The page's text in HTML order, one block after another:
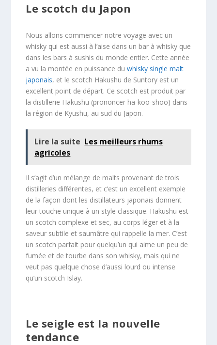
Le scotch du Japon
Nous allons commencer notre voyage avec un
whisky qui est aussi à l’aise dans un bar à whisky que
dans les bars à sushis du monde entier. Cette année
a vu la montée en puissance duwhisky single malt
japonais, et le scotch Hakushu de Suntory est un
excellent point de départ. Ce scotch est produit par
la distillerie Hakushu (prononcer ha-koo-shoo) dans
la région de Kyushu, au sud du Japon.
Lire la suite Les meilleurs rhums
agricoles
Il s’agit d’un mélange de malts provenant de trois
distilleries différentes, et c’est un excellent exemple
de la façon dont les distillateurs japonais donnent
leur touche unique à un style classique. Hakushu est
un scotch complexe et sec, au corps léger et à la
saveur subtile et saumâtre qui rappelle la mer. C’est
un scotch parfait pour quelqu’un qui aime un peu de
fumée et de tourbe dans son whisky, mais qui ne
veut pas quelque chose d’aussi lourd ou intense
qu’un scotch Islay.
Le seigle est la nouvelle
tendance